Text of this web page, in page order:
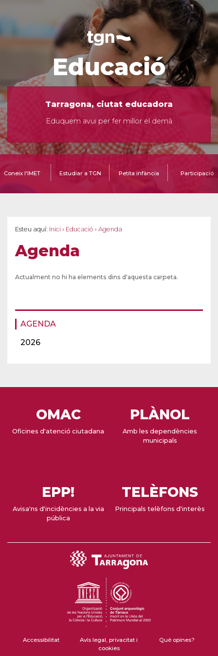
Educació
Tarragona, ciutat educadora
Eduquem avui per fer millor el demà
Coneix l'IMET Estudiar a TGN Petita infància Participació
Esteu aquí: Inici › Educació › Agenda
Agenda
AGENDA
2026
Actualment no hi ha elements dins d'aquesta carpeta.
OMAC
Oficines d'atenció ciutadana
PLÀNOL
Amb les dependències
municipals
EPP!
Avisa'ns d'incidències a la via
pública
TELÈFONS
Principals telèfons d'interès
Accessibilitat
Avís legal, privacitat i
cookies
Què opines?